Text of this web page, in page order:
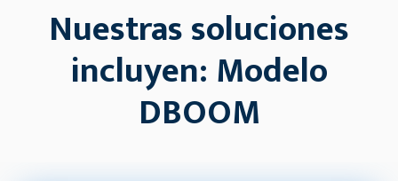
Nuestras soluciones
incluyen: Modelo
DBOOM